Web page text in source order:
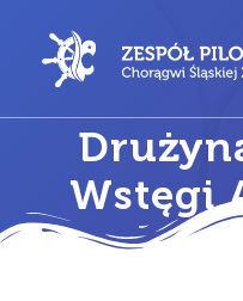
Wstęgi